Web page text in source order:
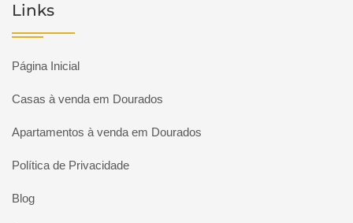
Links
Página Inicial
Casas à venda em Dourados
Apartamentos à venda em Dourados
Política de Privacidade
Blog